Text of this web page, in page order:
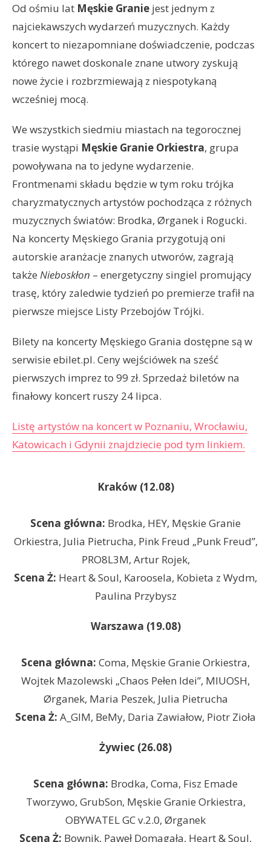
Od ośmiu lat Męskie Granie jest jednym z
najciekawszych wydarzeń muzycznych. Każdy
koncert to niezapomniane doświadczenie, podczas
którego nawet doskonale znane utwory zyskują
nowe życie i rozbrzmiewają z niespotykaną
wcześniej mocą.
We wszystkich siedmiu miastach na tegorocznej
trasie wystąpi Męskie Granie Orkiestra, grupa
powoływana na to jedyne wydarzenie.
Frontmenami składu będzie w tym roku trójka
charyzmatycznych artystów pochodząca z różnych
muzycznych światów: Brodka, Ørganek i Rogucki.
Na koncerty Męskiego Grania przygotują oni
autorskie aranżacje znanych utworów, zagrają
także Nieboskłon – energetyczny singiel promujący
trasę, który zaledwie tydzień po premierze trafił na
pierwsze miejsce Listy Przebojów Trójki.
Bilety na koncerty Męskiego Grania dostępne są w
serwisie ebilet.pl. Ceny wejściówek na sześć
pierwszych imprez to 99 zł. Sprzedaż biletów na
finałowy koncert ruszy 24 lipca.
Listę artystów na koncert w Poznaniu, Wrocławiu,
Katowicach i Gdynii znajdziecie pod tym linkiem.
Kraków (12.08)
Scena główna: Brodka, HEY, Męskie Granie
Orkiestra, Julia Pietrucha, Pink Freud „Punk Freud”,
PRO8L3M, Artur Rojek,
Scena Ż: Heart & Soul, Karoosela, Kobieta z Wydm,
Paulina Przybysz
Warszawa (19.08)
Scena główna: Coma, Męskie Granie Orkiestra,
Wojtek Mazolewski „Chaos Pełen Idei”, MIUOSH,
Ørganek, Maria Peszek, Julia Pietrucha
Scena Ż: A_GIM, BeMy, Daria Zawiałow, Piotr Zioła
Żywiec (26.08)
Scena główna: Brodka, Coma, Fisz Emade
Tworzywo, GrubSon, Męskie Granie Orkiestra,
OBYWATEL GC v.2.0, Ørganek
Scena Ż: Bownik, Paweł Domagała, Heart & Soul,